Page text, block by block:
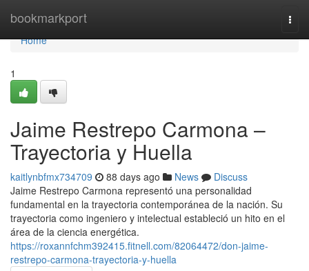
bookmarkport
Home
Home
1
Jaime Restrepo Carmona –
Trayectoria y Huella
kaitlynbfmx734709 88 days ago News
Discuss
Jaime Restrepo Carmona representó una personalidad
fundamental en la trayectoria contemporánea de la nación. Su
trayectoria como ingeniero y intelectual estableció un hito en el
área de la ciencia energética.
https://roxannfchm392415.fitnell.com/82064472/don-jaime-
restrepo-carmona-trayectoria-y-huella